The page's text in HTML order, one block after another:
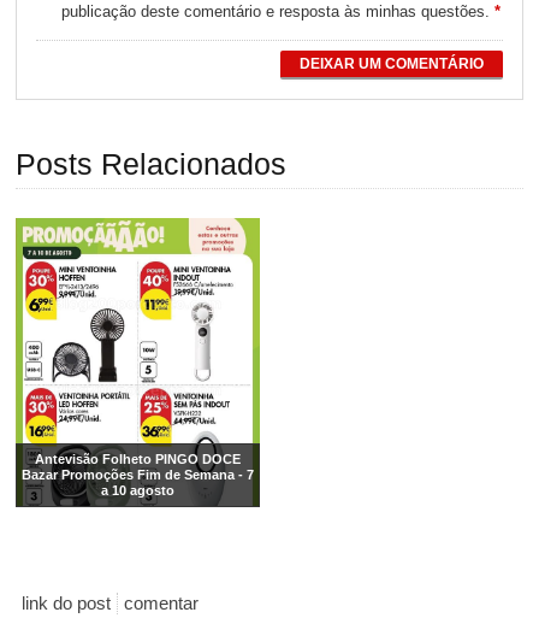
publicação deste comentário e resposta às minhas questões.*
DEIXAR UM COMENTÁRIO
Posts Relacionados
Antevisão Folheto PINGO DOCE
Bazar Promoções Fim de Semana - 7
a 10 agosto
link do post comentar